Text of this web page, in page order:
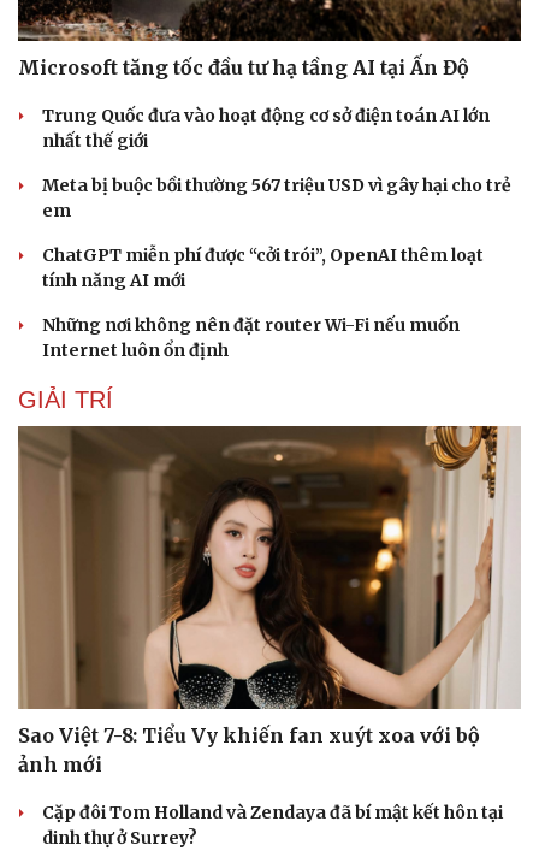
Doanh nghiệp
Thông tin doanh nghiệp
Doanh nghiệp 24h
Doanh nhân
Vì cộng đồng
Trải nghiệm
Chuyển đổi số
Microsoft tăng tốc đầu tư hạ tầng AI tại Ấn Độ
Trung Quốc đưa vào hoạt động cơ sở điện toán AI lớn
nhất thế giới
Meta bị buộc bồi thường 567 triệu USD vì gây hại cho trẻ
em
ChatGPT miễn phí được “cởi trói”, OpenAI thêm loạt
tính năng AI mới
Những nơi không nên đặt router Wi-Fi nếu muốn
Internet luôn ổn định
GIẢI TRÍ
Sao Việt 7-8: Tiểu Vy khiến fan xuýt xoa với bộ
ảnh mới
Cặp đôi Tom Holland và Zendaya đã bí mật kết hôn tại
dinh thự ở Surrey?